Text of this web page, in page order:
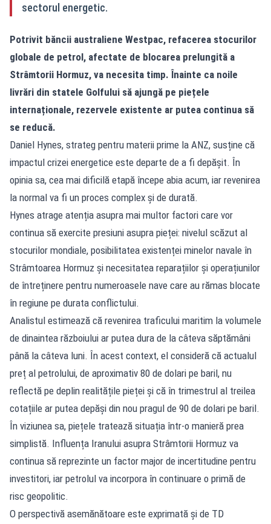
sectorul energetic.
Potrivit băncii australiene Westpac, refacerea stocurilor
globale de petrol, afectate de blocarea prelungită a
Strâmtorii Hormuz, va necesita timp. Înainte ca noile
livrări din statele Golfului să ajungă pe piețele
internaționale, rezervele existente ar putea continua să
se reducă.
Daniel Hynes, strateg pentru materii prime la ANZ, susține că
impactul crizei energetice este departe de a fi depășit. În
opinia sa, cea mai dificilă etapă începe abia acum, iar revenirea
la normal va fi un proces complex și de durată.
Hynes atrage atenția asupra mai multor factori care vor
continua să exercite presiuni asupra pieței: nivelul scăzut al
stocurilor mondiale, posibilitatea existenței minelor navale în
Strâmtoarea Hormuz și necesitatea reparațiilor și operațiunilor
de întreținere pentru numeroasele nave care au rămas blocate
în regiune pe durata conflictului.
Analistul estimează că revenirea traficului maritim la volumele
de dinaintea războiului ar putea dura de la câteva săptămâni
până la câteva luni. În acest context, el consideră că actualul
preț al petrolului, de aproximativ 80 de dolari pe baril, nu
reflectă pe deplin realitățile pieței și că în trimestrul al treilea
cotațiile ar putea depăși din nou pragul de 90 de dolari pe baril.
În viziunea sa, piețele tratează situația într-o manieră prea
simplistă. Influența Iranului asupra Strâmtorii Hormuz va
continua să reprezinte un factor major de incertitudine pentru
investitori, iar petrolul va incorpora în continuare o primă de
risc geopolitic.
O perspectivă asemănătoare este exprimată și de TD